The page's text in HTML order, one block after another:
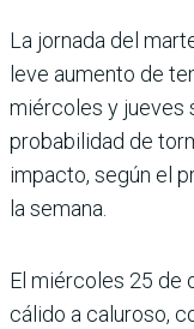
La jornada del
leve aumento de
miércoles y jueves
probabilidad de
impacto, según el
la semana.
El miércoles 25 de
cálido a caluroso,